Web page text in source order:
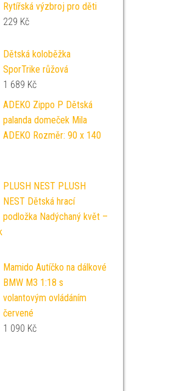
Rytířská výzbroj pro děti
229 Kč
Dětská koloběžka
SporTrike růžová
1 689 Kč
ADEKO Zippo P Dětská
palanda domeček Mila
ADEKO Rozměr: 90 x 140
PLUSH NEST PLUSH
NEST Dětská hrací
podložka Nadýchaný květ –
Mamido Autíčko na dálkové
BMW M3 1:18 s
volantovým ovládáním
červené
1 090 Kč